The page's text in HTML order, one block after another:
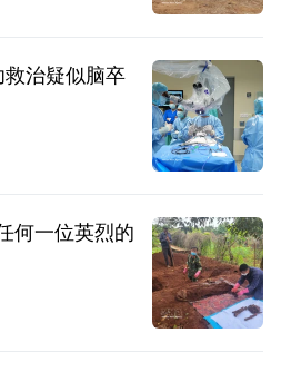
治疑似脑卒
何一位英烈的